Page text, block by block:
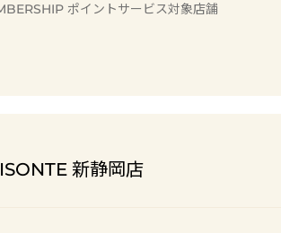
ポイントサービス対象店舗
新静岡店